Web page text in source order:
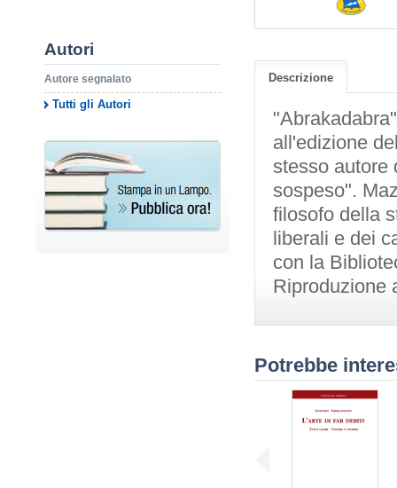
Autori
Autore segnalato
Tutti gli Autori
Descrizione
all'edizione
stesso autore
sospeso".
filosofo della
liberali e dei
con la
Riproduzione
Potrebbe